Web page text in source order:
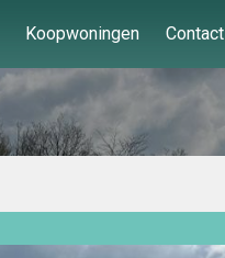
Koopwoningen Contact